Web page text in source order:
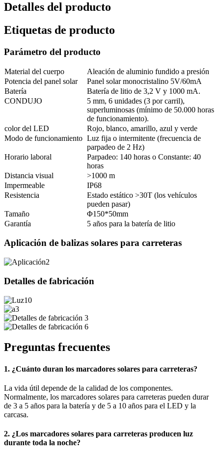
Detalles del producto
Etiquetas de producto
Parámetro del producto
Material del cuerpo
Aleación de aluminio fundido a presión
Potencia del panel solar
Panel solar monocristalino 5V/60mA
Batería
Batería de litio de 3,2 V y 1000 mA.
CONDUJO
5 mm, 6 unidades (3 por carril),
superluminosas (mínimo de 50.000 horas
de funcionamiento).
color del LED
Rojo, blanco, amarillo, azul y verde
Modo de funcionamiento Luz fija o intermitente (frecuencia de
parpadeo de 2 Hz)
Horario laboral
Parpadeo: 140 horas o Constante: 40
horas
Distancia visual
>1000 m
Impermeable
IP68
Resistencia
Estado estático >30T (los vehículos
pueden pasar)
Tamaño
Φ150*50mm
Garantía
5 años para la batería de litio
Aplicación de balizas solares para carreteras
Detalles de fabricación
Preguntas frecuentes
1. ¿Cuánto duran los marcadores solares para carreteras?
La vida útil depende de la calidad de los componentes.
Normalmente, los marcadores solares para carreteras pueden durar
de 3 a 5 años para la batería y de 5 a 10 años para el LED y la
carcasa.
2. ¿Los marcadores solares para carreteras producen luz
durante toda la noche?